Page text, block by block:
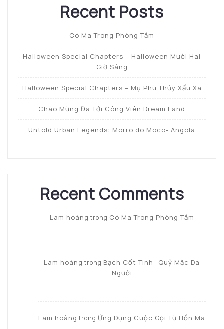
Recent Posts
Có Ma Trong Phòng Tắm
Halloween Special Chapters – Halloween Mười Hai
Giờ Sáng
Halloween Special Chapters – Mụ Phù Thủy Xấu Xa
Chào Mừng Đã Tới Công Viên Dream Land
Untold Urban Legends: Morro do Moco- Angola
Recent Comments
Lam hoàng trong Có Ma Trong Phòng Tắm
Lam hoàng trong Bạch Cốt Tinh- Quỷ Mặc Da
Người
Lam hoàng trong Ứng Dụng Cuộc Gọi Từ Hồn Ma